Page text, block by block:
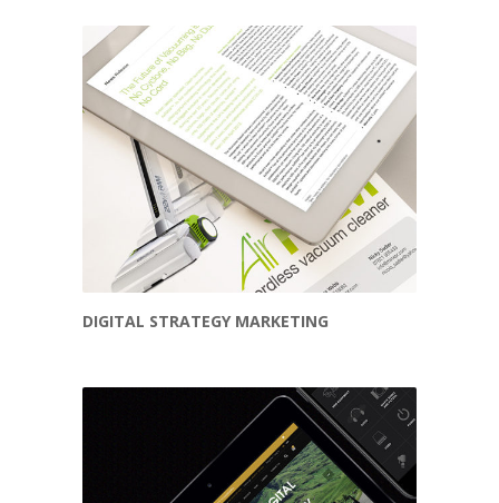
DIGITAL STRATEGY MARKETING